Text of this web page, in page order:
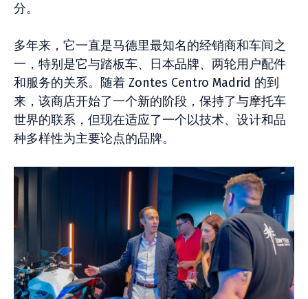
分。
多年来，它一直是马德里最知名的经销商和车间之
一，特别是它与踏板车、日本品牌、两轮用户配件
和服务的关系。随着 Zontes Centro Madrid 的到
来，该商店开始了一个新的阶段，保持了与摩托车
世界的联系，但现在适应了一个以技术、设计和品
种多样性为主要论点的品牌。